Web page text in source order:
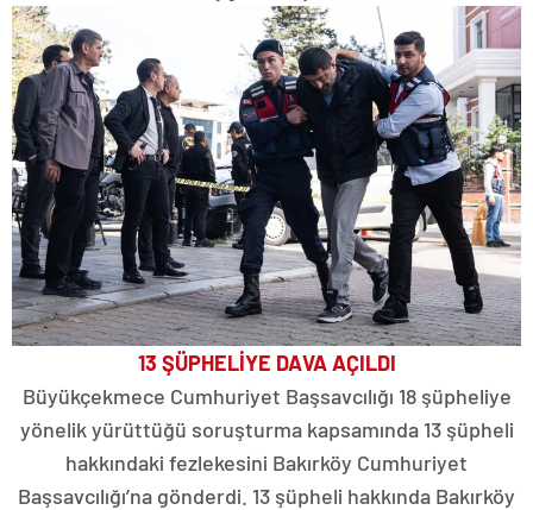
13 ŞÜPHELİYE DAVA AÇILDI
Büyükçekmece Cumhuriyet Başsavcılığı 18 şüpheliye
yönelik yürüttüğü soruşturma kapsamında 13 şüpheli
hakkındaki fezlekesini Bakırköy Cumhuriyet
Başsavcılığı’na gönderdi. 13 şüpheli hakkında Bakırköy